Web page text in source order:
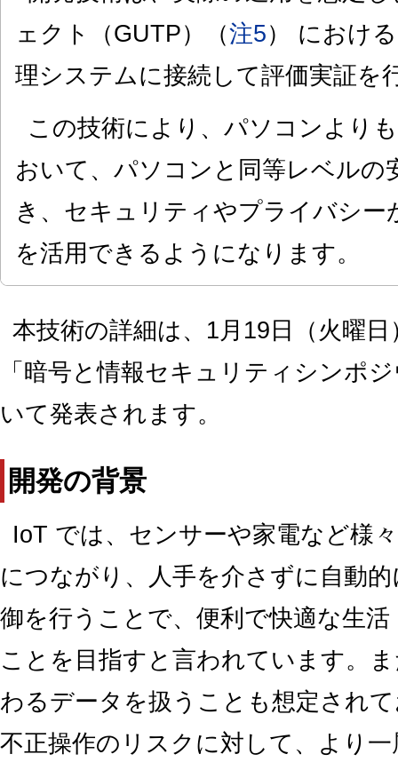
ェクト（GUTP）（注5） におけ
理システムに接続して評価実証を
この技術により、パソコンより
おいて、パソコンと同等レベルの
き、セキュリティやプライバシ
を活用できるようになります。
本技術の詳細は、1月19日（火曜
「暗号と情報セキュリティシンポ
いて発表されます。
開発の背景
IoT では、センサーや家電など様
につながり、人手を介さずに自動
御を行うことで、便利で快適な生
ことを目指すと言われています。
わるデータを扱うことも想定され
不正操作のリスクに対して、より